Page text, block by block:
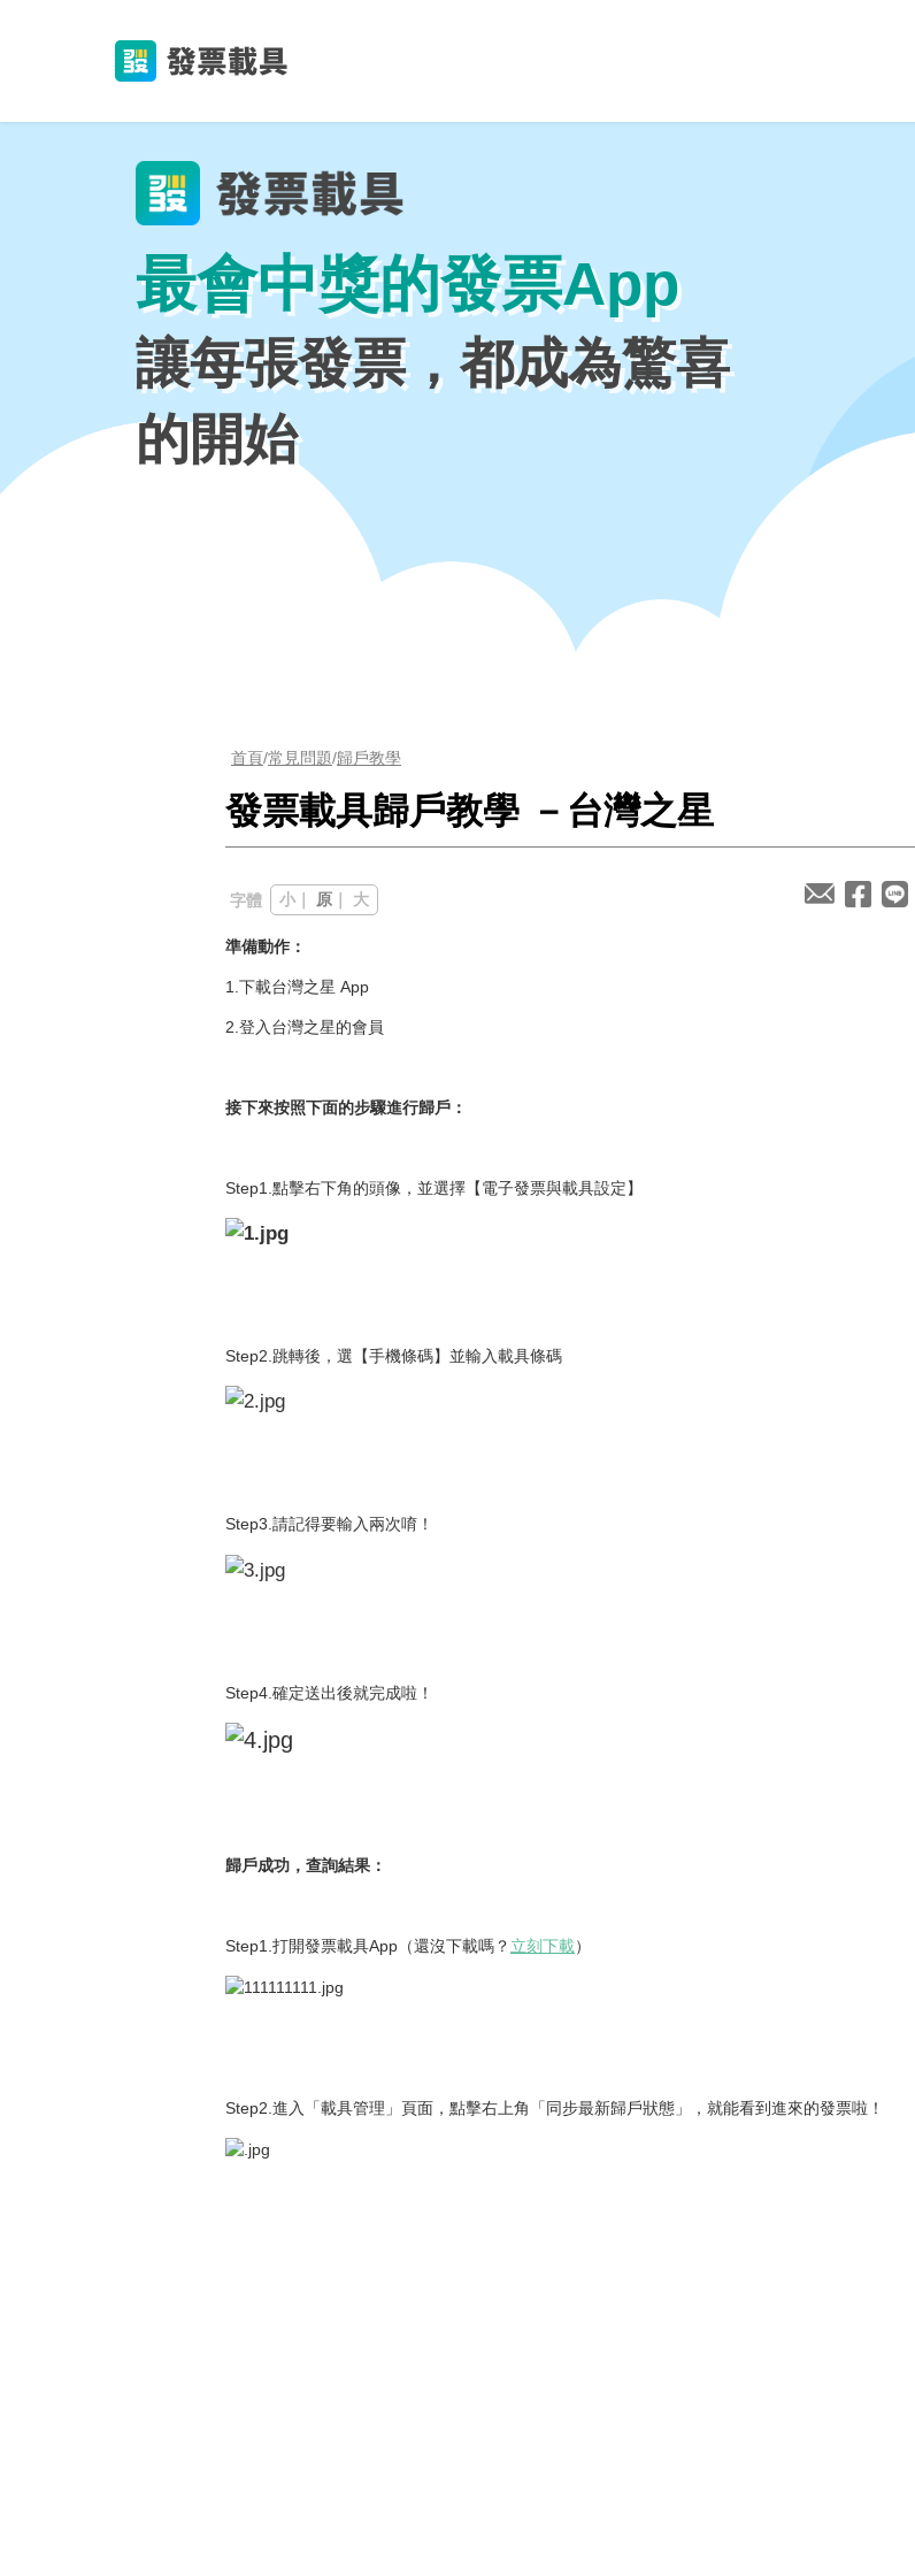
最會中獎的發票App
讓每張發票，都成為驚喜
的開始
首頁/常見問題/歸戶教學
發票載具歸戶教學 －台灣之星
字體 小｜ 原｜ 大
準備動作：
1.下載台灣之星 App
2.登入台灣之星的會員
接下來按照下面的步驟進行歸戶：
Step1.點擊右下角的頭像，並選擇【電子發票與載具設定】
Step2.跳轉後，選【手機條碼】並輸入載具條碼
Step3.請記得要輸入兩次唷！
Step4.確定送出後就完成啦！
歸戶成功，查詢結果：
Step1.打開發票載具App（還沒下載嗎？ 立刻下載）
Step2.進入「載具管理」頁面，點擊右上角「同步最新歸戶狀態」，就能看到進來的發票啦！